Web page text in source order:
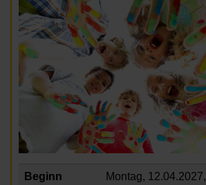
Beginn Montag, 12.04.2027,